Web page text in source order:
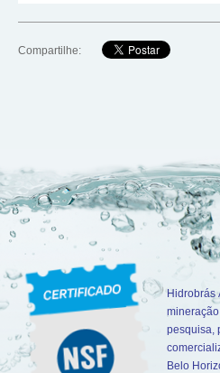
Compartilhe:
Hidrobrás
pesquisa,
Belo